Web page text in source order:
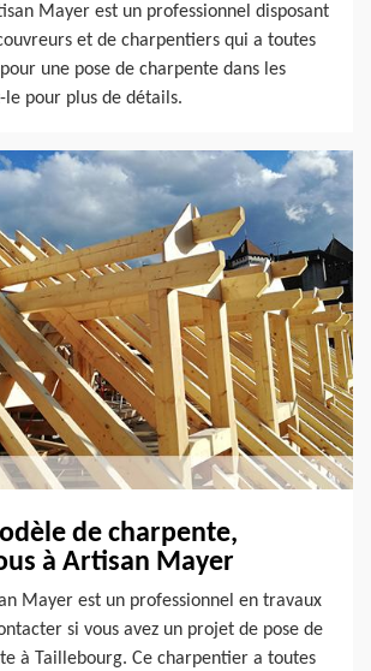
Mayer est un professionnel disposant
et de charpentiers qui a toutes
une pose de charpente dans les
le pour plus de détails.
de charpente,
à Artisan Mayer
Mayer est un professionnel en travaux
si vous avez un projet de pose de
à Taillebourg. Ce charpentier a toutes